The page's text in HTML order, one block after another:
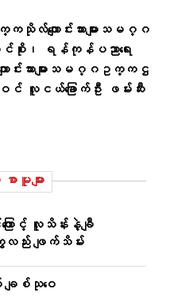
သိုလ်ကျောင်းသားများသမဂ္ဂ
း၊ ရန်ကုန်ပညာရေး
င်းသားများသမဂ္ဂဥက္ကဌ
င် လူငယ်ခြောက်ဦး ဖမ်းဆီး
မူများ
ာင့် လူသိန်းနဲ့ချီ
ေလည်း ဖျက်သိမ်း
ချစ်သုဝေ